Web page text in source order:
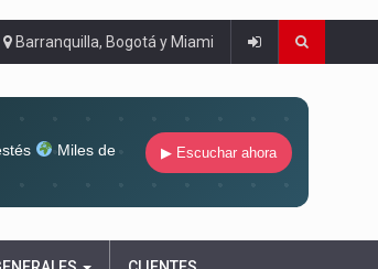
Barranquilla, Bogotá y Miami
Miles de
▶ Escuchar ahora